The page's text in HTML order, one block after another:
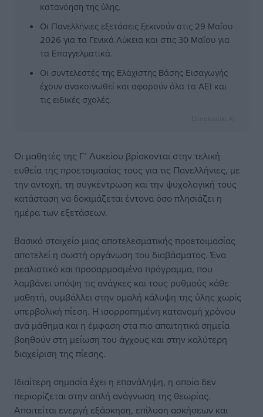
κατανόηση της ύλης.
Οι Πανελλήνιες εξετάσεις ξεκινούν στις 29 Μαΐου
2026 για τα Γενικά Λύκεια και στις 30 Μαΐου για
τα Επαγγελματικά.
Οι συντελεστές της Ελάχιστης Βάσης Εισαγωγής
έχουν ανακοινωθεί και αφορούν όλα τα ΑΕΙ και
τις ειδικές σχολές.
Οι μαθητές της Γ’ Λυκείου βρίσκονται στην τελική
ευθεία της προετοιμασίας τους για τις Πανελλήνιες, με
την αντοχή, τη συγκέντρωση και την ψυχολογική τους
κατάσταση να δοκιμάζεται έντονα όσο πλησιάζει η
ημέρα των εξετάσεων.
Βασικό στοιχείο μιας αποτελεσματικής προετοιμασίας
αποτελεί η σωστή οργάνωση του διαβάσματος. Ένα
ρεαλιστικό και προσαρμοσμένο πρόγραμμα, που
λαμβάνει υπόψη τις ανάγκες και τους ρυθμούς κάθε
μαθητή, συμβάλλει στην ομαλή κάλυψη της ύλης χωρίς
υπερβολική πίεση. Η ισορροπημένη κατανομή χρόνου
ανά μάθημα και η έμφαση στα πιο απαιτητικά σημεία
βοηθούν στη μείωση του άγχους και στην καλύτερη
διαχείριση της πίεσης.
Ιδιαίτερη σημασία έχει η επανάληψη, η οποία δεν
περιορίζεται στην απλή ανάγνωση της θεωρίας.
Απαιτείται ενεργή εξάσκηση, επίλυση ασκήσεων και